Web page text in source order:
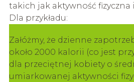
takich jak aktywność fizyczna
Dla przykładu:
Załóżmy, że dzienne
około 2000 kalorii (co jest
dla przeciętnej kobiety o
umiarkowanej aktywności